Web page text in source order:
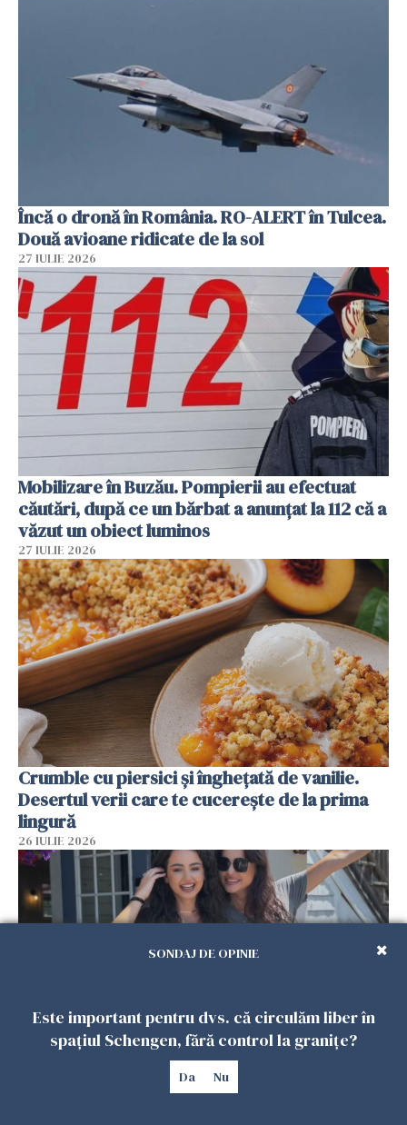
Încă o dronă în România. RO-ALERT în Tulcea.
Două avioane ridicate de la sol
27 IULIE 2026
Mobilizare în Buzău. Pompierii au efectuat
căutări, după ce un bărbat a anunțat la 112 că a
văzut un obiect luminos
27 IULIE 2026
Crumble cu piersici și înghețată de vanilie.
Desertul verii care te cucerește de la prima
lingură
26 IULIE 2026
Cum au devenit două românce de neînlocuit
într-un restaurant din SUA. Patronul: „Nu știu
SONDAJ DE OPINIE
Este important pentru dvs. că circulăm liber în
spațiul Schengen, fără control la granițe?
Da Nu